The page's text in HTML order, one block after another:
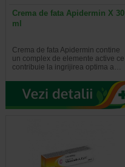
Crema de fata Apidermin X 30
ml
Crema de fata Apidermin contine
un complex de elemente active ce
contribuie la ingrijirea optima a…